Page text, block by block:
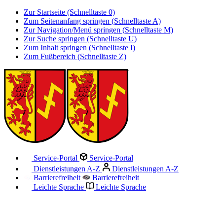
Zur Startseite (Schnelltaste 0)
Zum Seitenanfang springen (Schnelltaste A)
Zur Navigation/Menü springen (Schnelltaste M)
Zur Suche springen (Schnelltaste U)
Zum Inhalt springen (Schnelltaste I)
Zum Fußbereich (Schnelltaste Z)
Service-Portal
Service-Portal
Dienstleistungen A-Z
Dienstleistungen A-Z
Barrierefreiheit
Barrierefreiheit
Leichte Sprache
Leichte Sprache